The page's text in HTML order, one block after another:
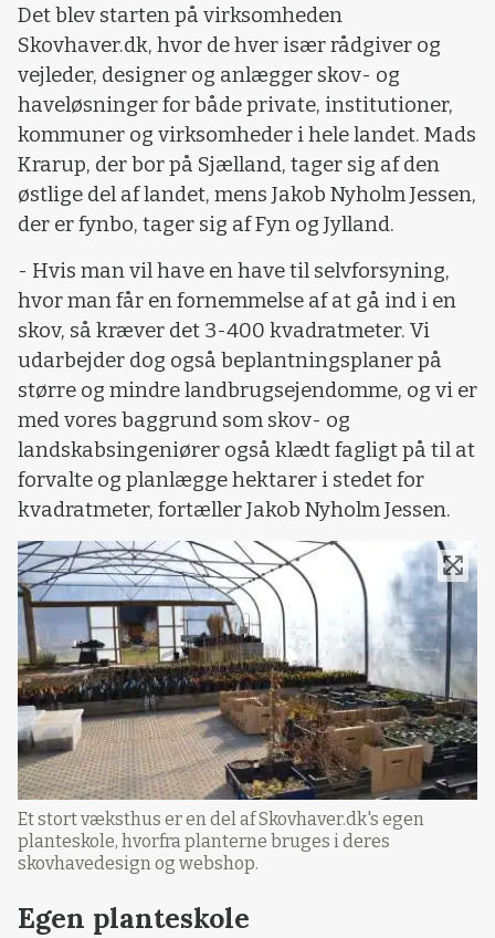
Det blev starten på virksomheden
Skovhaver.dk, hvor de hver især rådgiver og
vejleder, designer og anlægger skov- og
haveløsninger for både private, institutioner,
kommuner og virksomheder i hele landet. Mads
Krarup, der bor på Sjælland, tager sig af den
østlige del af landet, mens Jakob Nyholm Jessen,
der er fynbo, tager sig af Fyn og Jylland.
- Hvis man vil have en have til selvforsyning,
hvor man får en fornemmelse af at gå ind i en
skov, så kræver det 3-400 kvadratmeter. Vi
udarbejder dog også beplantningsplaner på
større og mindre landbrugsejendomme, og vi er
med vores baggrund som skov- og
landskabsingeniører også klædt fagligt på til at
forvalte og planlægge hektarer i stedet for
kvadratmeter, fortæller Jakob Nyholm Jessen.
Et stort væksthus er en del af Skovhaver.dk's egen
planteskole, hvorfra planterne bruges i deres
skovhavedesign og webshop.
Egen planteskole